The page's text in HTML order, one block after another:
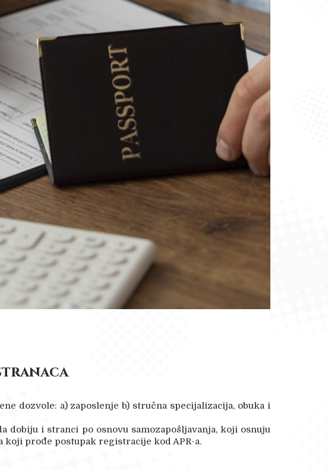
dozvole: a) zaposlenje b) stručna specijalizacija, obuka i
dobiju i stranci po osnovu samozapošljavanja, koji osnuju
prođe postupak registracije kod APR-a.